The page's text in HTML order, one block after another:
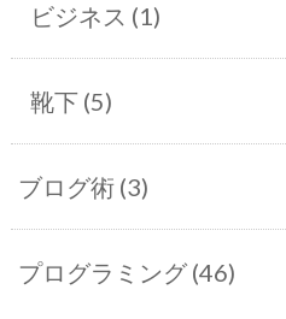
ビジネス (1)
靴下 (5)
ブログ術 (3)
プログラミング (46)